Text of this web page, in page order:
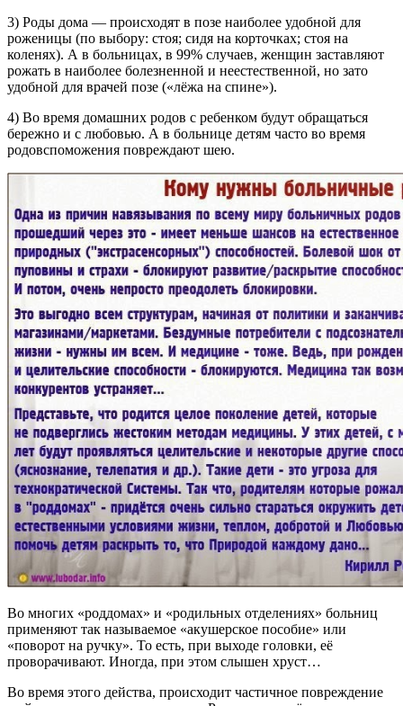
3) Роды дома — происходят в позе наиболее удобной для
роженицы (по выбору: стоя; сидя на корточках; стоя на
коленях). А в больницах, в 99% случаев, женщин заставляют
рожать в наиболее болезненной и неестественной, но зато
удобной для врачей позе («лёжа на спине»).
4) Во время домашних родов с ребенком будут обращаться
бережно и с любовью. А в больнице детям часто во время
родовспоможения повреждают шею.
Во многих «роддомах» и «родильных отделениях» больниц
применяют так называемое «акушерское пособие» или
«поворот на ручку». То есть, при выходе головки, её
проворачивают. Иногда, при этом слышен хруст…
Во время этого действа, происходит частичное повреждение